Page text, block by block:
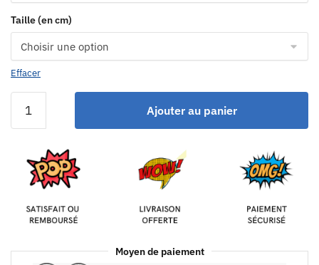
Taille (en cm)
Effacer
Ajouter au panier
Moyen de paiement